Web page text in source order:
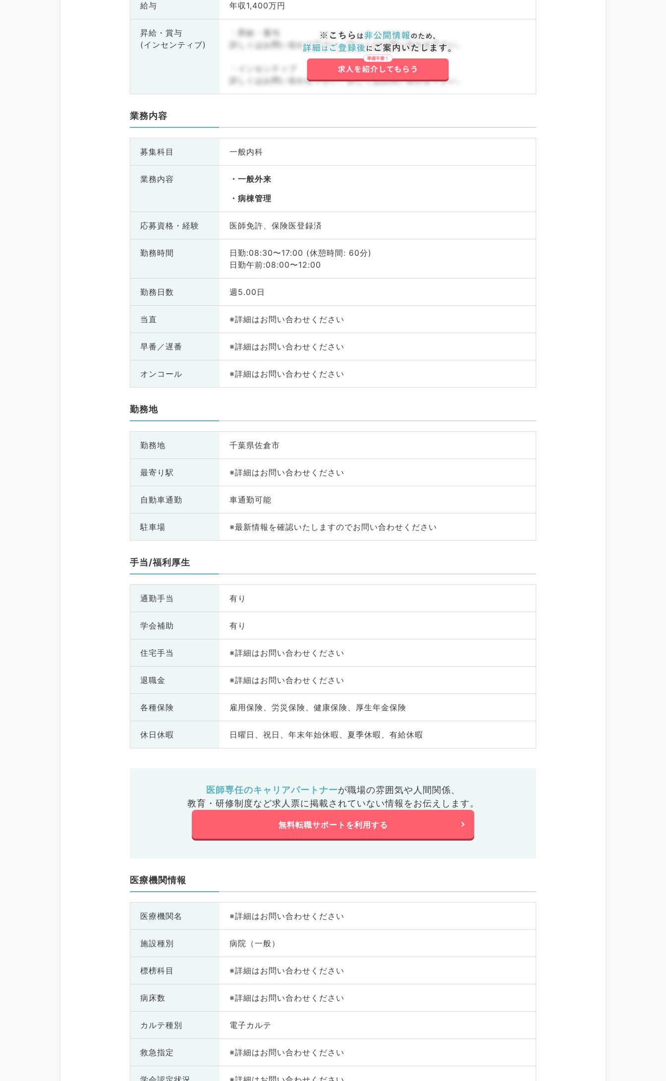
給与 年収1,400万円
昇給・賞与
(インセンティブ)
・昇給・賞与
詳しくはお問い合わせ下さい。詳しくはお問い合わせ下さい。
・インセンティブ
詳しくはお問い合わせ下さい。詳しくはお問い合わせ下さい。
業務内容
募集科目 一般内科
業務内容
一般外来
病棟管理
応募資格・ 経験 医師免許、保険医登録済
勤務時間
日勤:08:30〜17:00 (休憩時間: 60分)
日勤午前:08:00〜12:00
勤務日数 週5.00日
当直 ※詳細はお問い合わせください
早番／遅番 ※詳細はお問い合わせください
オンコール ※詳細はお問い合わせください
勤務地
勤務地 千葉県佐倉市
最寄り駅 ※詳細はお問い合わせください
自動車通勤 車通勤可能
駐車場 ※最新情報を確認いたしますのでお問い合わせください
手当/福利厚生
通勤手当 有り
学会補助 有り
住宅手当 ※詳細はお問い合わせください
退職金 ※詳細はお問い合わせください
各種保険 雇用保険、労災保険、健康保険、厚生年金保険
休日休暇 日曜日、祝日、年末年始休暇、夏季休暇、有給休暇
医師専任のキャリアパートナーが職場の雰囲気や人間関係、
教育・研修制度など求人票に掲載されていない情報をお伝えします。
無料転職サポートを利用する
医療機関情報
医療機関名 ※詳細はお問い合わせください
施設種別 病院（一般）
標榜科目 ※詳細はお問い合わせください
病床数 ※詳細はお問い合わせください
カルテ種別 電子カルテ
救急指定 ※詳細はお問い合わせください